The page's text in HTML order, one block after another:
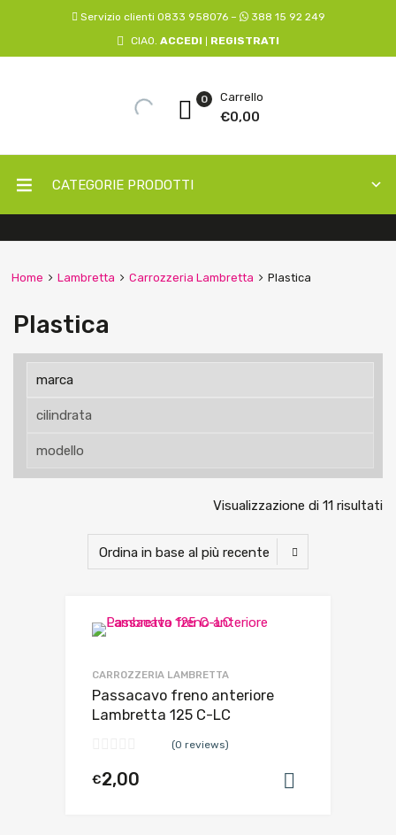
Servizio clienti 0833 958076 –
388 15 92 249
CIAO. ACCEDI REGISTRATI
Carrello
€0,00
0
CATEGORIE PRODOTTI
Home Lambretta Carrozzeria Lambretta Plastica
Plastica
Visualizzazione di 11 risultati
CARROZZERIA LAMBRETTA
Passacavo freno anteriore
Lambretta 125 C-LC
(0 reviews)
€2,00